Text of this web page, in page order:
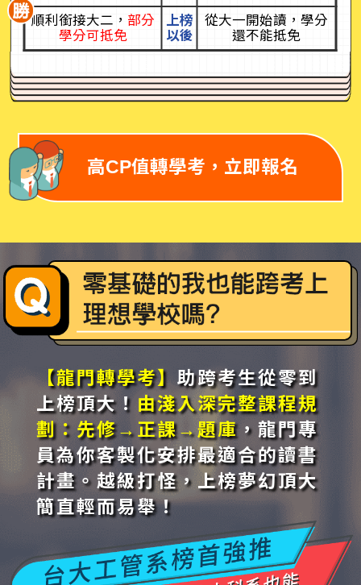
順利銜接大二， 部分
學分可抵免
上榜
以後
從大一開始讀，學分
還不能抵免
高CP值轉學考，立即報名
【龍門轉學考】 助跨考生從零到
上榜頂大！ 由淺入深完整課程規
劃：先修→正課→題庫，龍門專
員為你客製化安排最適合的讀書
計畫。越級打怪，上榜夢幻頂大
簡直輕而易舉！